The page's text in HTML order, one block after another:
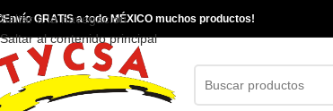
Saltar a la navegación
Saltar al contenido principal
Envío GRATIS a todo MÉXICO muchos productos!